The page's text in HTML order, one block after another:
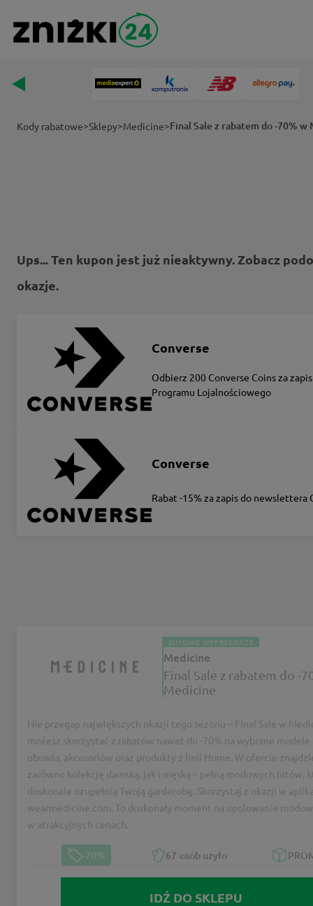
Kody rabatowe>Sklepy>Medicine>Final Sale z rabatem do -70% w
Ups... Ten kupon jest już nieaktywny. Zobacz
okazje.
Converse
Odbierz 200 Converse Coins za
Programu Lojalnościowego
Converse
Rabat -15% za zapis do newslettera
ZIMOWE WYPRZEDAŻE
Medicine
Final Sale z rabatem do -
Medicine
-70% 67 osób użyło
IDŹ DO SKLEPU
Nie przegap największych okazji tego sezonu – Final Sale w
możesz skorzystać z rabatów nawet do -70% na wybrane
obuwia, akcesoriów oraz produkty z linii Home. W ofercie
zarówno kolekcję damską, jak i męską – pełną modowych hitów,
doskonale uzupełnią Twoją garderobę. Skorzystaj z okazji w
wearmedicine.com. To doskonały moment na upolowanie
w atrakcyjnych cenach.